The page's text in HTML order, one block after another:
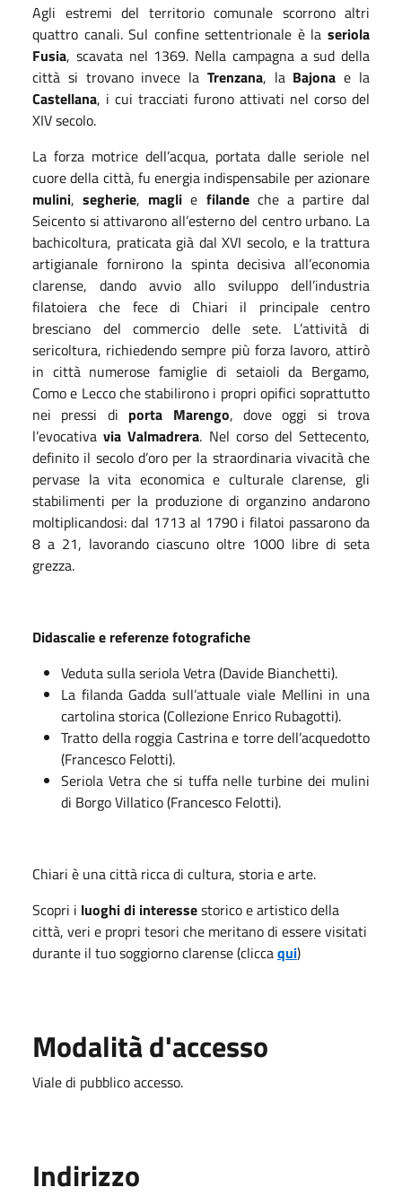
Agli estremi del territorio comunale scorrono altri
quattro canali. Sul confine settentrionale è la seriola
Fusia, scavata nel 1369. Nella campagna a sud della
città si trovano invece la Trenzana, la Bajonae la
Castellana, i cui tracciati furono attivati nel corso del
XIV secolo.
La forza motrice dell’acqua, portata dalle seriole nel
cuore della città, fu energia indispensabile per azionare
mulini,segherie, maglie filande che a partire dal
Seicento si attivarono all’esterno del centro urbano. La
bachicoltura, praticata già dal XVI secolo, e la trattura
artigianale fornirono la spinta decisiva all’economia
clarense, dando avvio allo sviluppo dell’industria
filatoiera che fece di Chiari il principale centro
bresciano del commercio delle sete. L’attività di
sericoltura, richiedendo sempre più forza lavoro, attirò
in città numerose famiglie di setaioli da Bergamo,
Como e Lecco che stabilirono i propri opifici soprattutto
nei pressi di porta Marengo, dove oggi si trova
l’evocativavia Valmadrera. Nel corso del Settecento,
definito il secolo d’oro per la straordinaria vivacità che
pervase la vita economica e culturale clarense, gli
stabilimenti per la produzione di organzino andarono
moltiplicandosi: dal 1713 al 1790 i filatoi passarono da
8 a 21, lavorando ciascuno oltre 1000 libre di seta
grezza.
Didascalie e referenze fotografiche
Veduta sulla seriola Vetra (Davide Bianchetti).
La filanda Gadda sull’attuale viale Mellini in una
cartolina storica (Collezione Enrico Rubagotti).
Tratto della roggia Castrina e torre dell’acquedotto
(Francesco Felotti).
Seriola Vetra che si tuffa nelle turbine dei mulini
di Borgo Villatico (Francesco Felotti).
Chiari è una città ricca di cultura, storia e arte.
Scopri i luoghi di interessestorico e artistico della
città, veri e propri tesori che meritano di essere visitati
durante il tuo soggiorno clarense (cliccaqui)
Modalità d'accesso
Viale di pubblico accesso.
Indirizzo